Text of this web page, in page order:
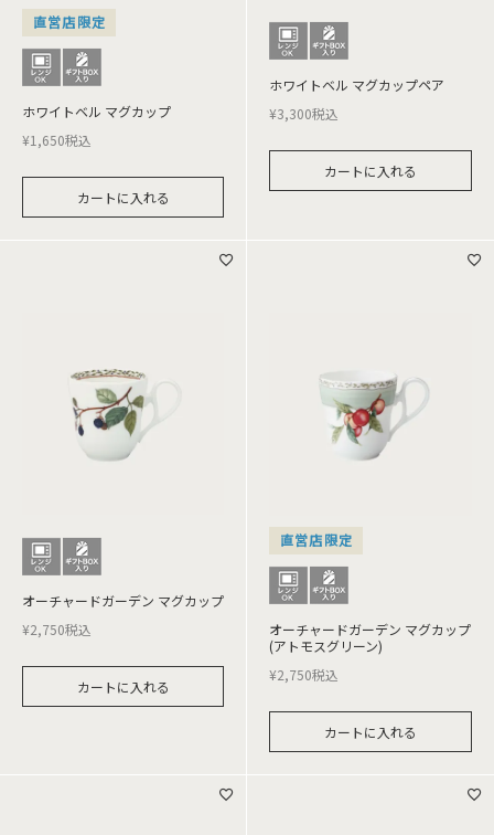
直営店限定
ホワイトベル マグカップ
¥1,650税込
カートに入れる
ホワイトベル マグカップペア
¥3,300税込
カートに入れる
オーチャードガーデン マグカップ
¥2,750税込
カートに入れる
直営店限定
オーチャードガーデン マグカップ
(アトモスグリーン)
¥2,750税込
カートに入れる